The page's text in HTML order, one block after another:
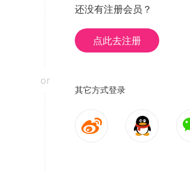
or
还没有注册会员？
点此去注册
其它方式登录